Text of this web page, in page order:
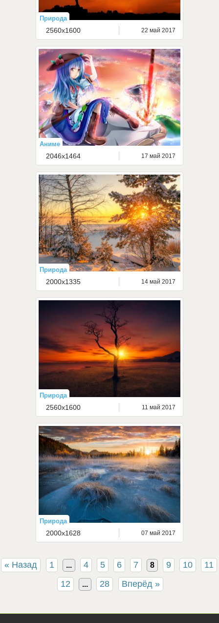
Природа
2560x1600 22 май 2017
Аниме
2046x1464 17 май 2017
Природа
2000x1335 14 май 2017
Природа
2560x1600 11 май 2017
Природа
2000x1628 07 май 2017
« Назад 1 ... 4 5 6 7 8 9 10
11
12
... 28 Вперёд »